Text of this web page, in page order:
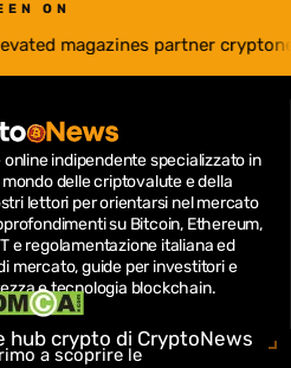
ON
indipendente specializzato in
delle criptovalute e della
lettori per orientarsi nel mercato
su Bitcoin, Ethereum,
e regolamentazione italiana ed
mercato, guide per investitori e
e tecnologia blockchain.
hub crypto di CryptoNews
a scoprire le